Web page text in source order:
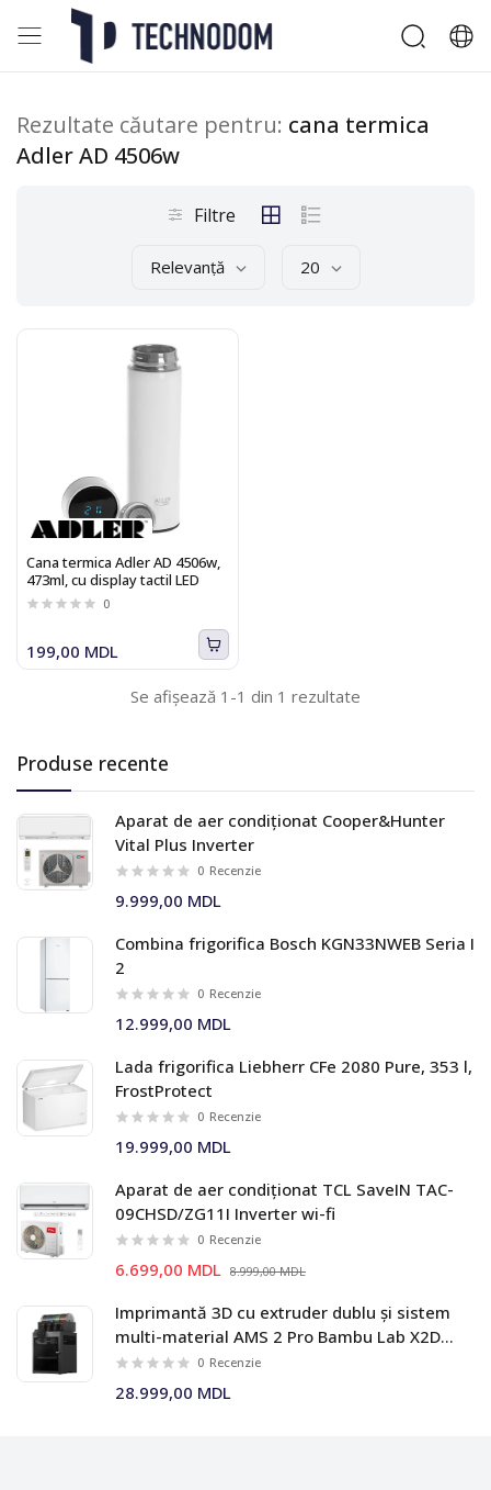
Produse recente
Aparat de aer condiționat Cooper&Hunter
Vital Plus Inverter
0 Recenzie
9.999,00 MDL
Combina frigorifica Bosch KGN33NWEB Seria I
2
0 Recenzie
12.999,00 MDL
Lada frigorifica Liebherr CFe 2080 Pure, 353 l,
FrostProtect
0 Recenzie
19.999,00 MDL
Aparat de aer condiționat TCL SaveIN TAC-
09CHSD/ZG11I Inverter wi-fi
0 Recenzie
6.699,00 MDL 8.999,00 MDL
Imprimantă 3D cu extruder dublu și sistem
multi-material AMS 2 Pro Bambu Lab X2D
Combo
0 Recenzie
28.999,00 MDL
Rezultate căutare pentru: cana termica
Adler AD 4506w
Filtre
Relevanță 20
Cana termica Adler AD 4506w,
473ml, cu display tactil LED
0
199,00 MDL
Se afișează 1-1 din 1 rezultate